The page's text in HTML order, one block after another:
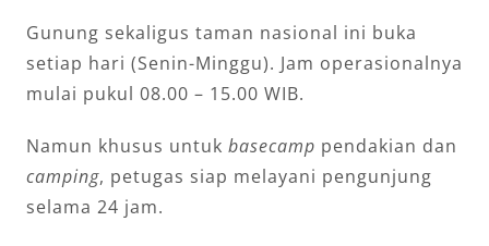
Gunung sekaligus taman nasional ini buka
setiap hari (Senin-Minggu). Jam operasionalnya
mulai pukul 08.00 – 15.00 WIB.
Namun khusus untuk basecamp pendakian dan
camping, petugas siap melayani pengunjung
selama 24 jam.